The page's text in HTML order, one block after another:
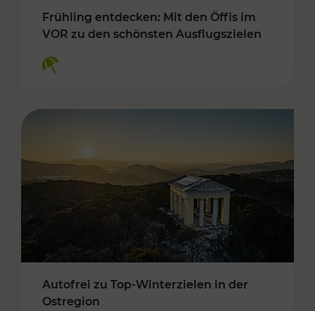
Frühling entdecken: Mit den Öffis im
VOR zu den schönsten Ausflugszielen
Autofrei zu Top-Winterzielen in der
Ostregion